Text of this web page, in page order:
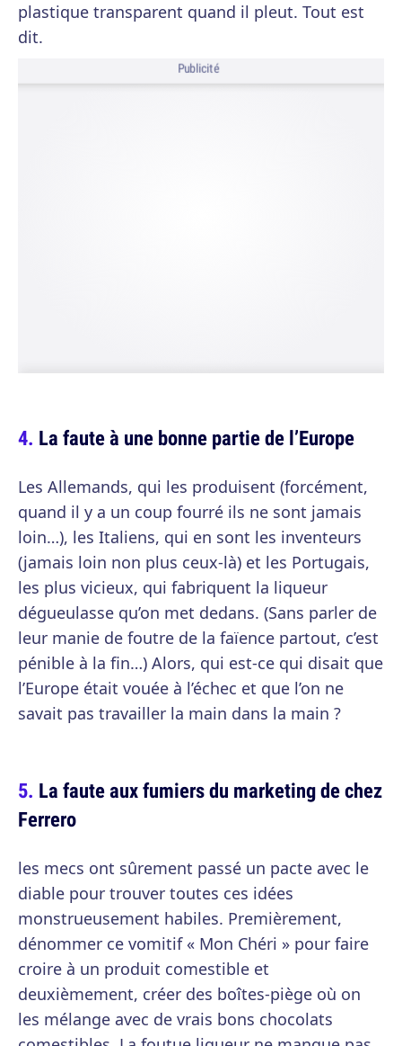
plastique transparent quand il pleut. Tout est
dit.
Publicité
La faute à une bonne partie de l’Europe
Les Allemands, qui les produisent (forcément,
quand il y a un coup fourré ils ne sont jamais
loin…), les Italiens, qui en sont les inventeurs
(jamais loin non plus ceux-là) et les Portugais,
les plus vicieux, qui fabriquent la liqueur
dégueulasse qu’on met dedans. (Sans parler de
leur manie de foutre de la faïence partout, c’est
pénible à la fin…) Alors, qui est-ce qui disait que
l’Europe était vouée à l’échec et que l’on ne
savait pas travailler la main dans la main ?
La faute aux fumiers du marketing de chez
Ferrero
les mecs ont sûrement passé un pacte avec le
diable pour trouver toutes ces idées
monstrueusement habiles. Premièrement,
dénommer ce vomitif « Mon Chéri » pour faire
croire à un produit comestible et
deuxièmement, créer des boîtes-piège où on
les mélange avec de vrais bons chocolats